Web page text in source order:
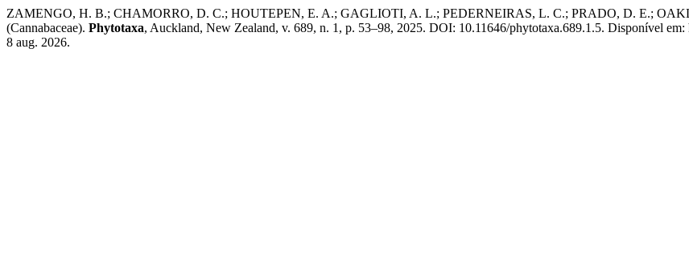
ZAMENGO, H. B.; CHAMORRO, D. C.; HOUTEPEN, E. A.; GAGLIOTI, A. L.; PEDERNEIRAS, L. C.; PRADO, D. E.;
(Cannabaceae). Phytotaxa, Auckland, New Zealand, v. 689, n. 1, p. 53–98, 2025. DOI: 10.11646/phytotaxa.689.1.5. Disponível
8 aug. 2026.